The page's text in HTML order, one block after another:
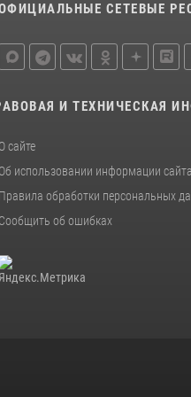
при попытке
товары на 13
СЕТЕВЫЕ
И ТЕХНИЧЕСКАЯ
О сайте
Об использовании информации сайта
Правила обработки персональных
Сообщить об ошибках